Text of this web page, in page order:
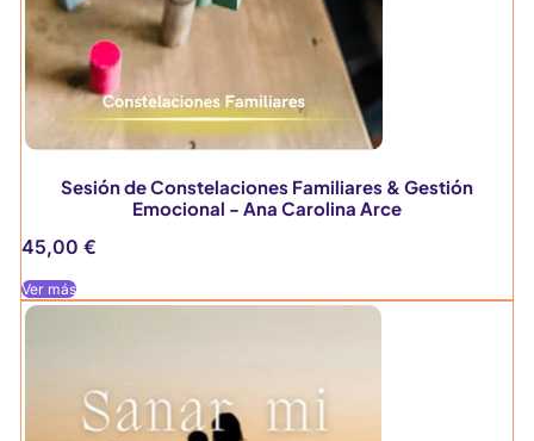
Sesión de Constelaciones Familiares & Gestión
Emocional - Ana Carolina Arce
45,00 €
Ver más